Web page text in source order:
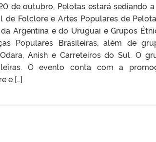
de outubro, Pelotas estará sediando
de Folclore e Artes Populares de
Argentina e do Uruguai e Grupos
Populares Brasileiras, além de
Anish e Carreteiros do Sul. O
O evento conta com a
e […]